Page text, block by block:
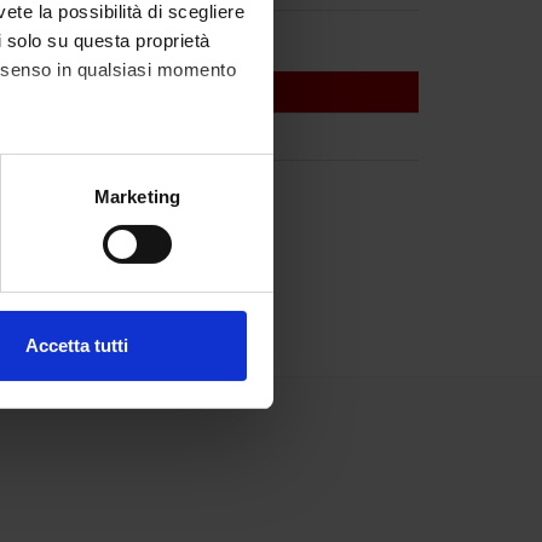
la possibilità di scegliere
su questa proprietà
in qualsiasi momento
metro,Marketing
Accetta tutti